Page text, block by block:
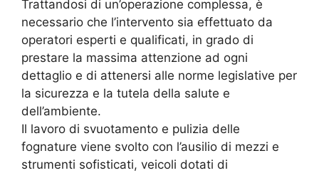
Trattandosi di un’operazione complessa, è
necessario che l’intervento sia effettuato da
operatori esperti e qualificati, in grado di
prestare la massima attenzione ad ogni
dettaglio e di attenersi alle norme legislative per
la sicurezza e la tutela della salute e
dell’ambiente.
Il lavoro di svuotamento e pulizia delle
fognature viene svolto con l’ausilio di mezzi e
strumenti sofisticati, veicoli dotati di